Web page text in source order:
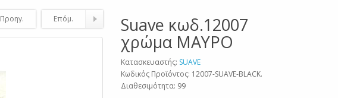
Προηγ. Επόμ. Suave κωδ.12007
χρώμα ΜΑΥΡΟ
Κατασκευαστής: SUAVE
Κωδικός Προϊόντος: 12007-SUAVE-BLACK.
Διαθεσιμότητα: 99